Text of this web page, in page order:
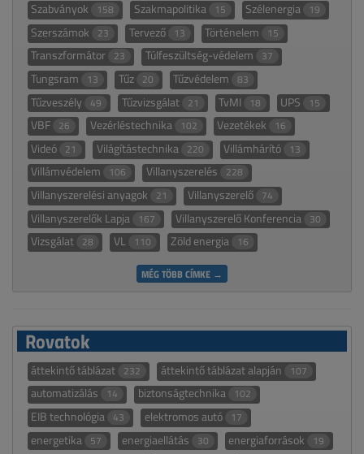
Szabványok 158 Szakmapolitika 15 Szélenergia 19
Szerszámok 23 Tervező 13 Történelem 15
Transzformátor 23 Túlfeszültség-védelem 37
Tungsram 13 Tűz 20 Tűzvédelem 83
Tűzveszély 49 Tűzvizsgálat 21 TvMI 18 UPS 15
VBF 26 Vezérléstechnika 102 Vezetékek 16
Videó 21 Világítástechnika 220 Villámhárító 13
Villámvédelem 106 Villanyszerelés 228
Villanyszerelési anyagok 21 Villanyszerelő 74
Villanyszerelők Lapja 167 Villanyszerelő Konferencia 30
Vizsgálat 28 VL 110 Zöld energia 16
MÉG TÖBB CÍMKE →
Rovatok
áttekintő táblázat 232 áttekintő táblázat alapján 107
automatizálás 14 biztonságtechnika 102
EIB technológia 43 elektromos autó 17
energetika 57 energiaellátás 30 energiaforrások 19